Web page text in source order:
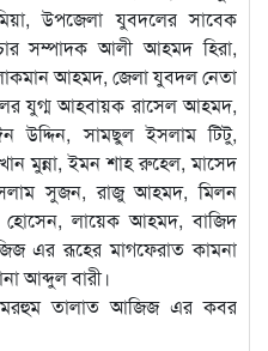
উপজেলা যুবদলের সাবেক
সম্পাদক আলী আহমদ হিরা,
আহমদ, জেলা যুবদল নেতা
যুগ্ম আহবায়ক রাসেল আহমদ,
উদ্দিন, সামছুল ইসলাম টিটু,
মুন্না, ইমন শাহ রুহেল, মাসেদ
সুজন, রাজু আহমদ, মিলন
লায়েক আহমদ, বাজিদ
এর রূহের মাগফেরাত কামনা
আব্দুল বারী।
মরহুম তালাত আজিজ এর কবর